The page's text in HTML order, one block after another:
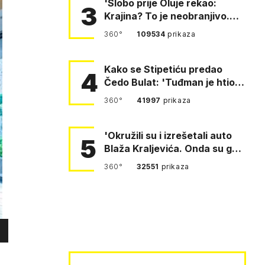
3
'Slobo prije Oluje rekao:
Krajina? To je neobranjivo.
Tuđmana zvao Krivousti'
360° 109534prikaza
4 Kako se Stipetiću predao
Čedo Bulat: 'Tuđman je htio
da se prerušim u ženu'
360° 41997 prikaza
5
'Okružili su i izrešetali auto
Blaža Kraljevića. Onda su ga
vukli po cesti'
360° 32551 prikaza